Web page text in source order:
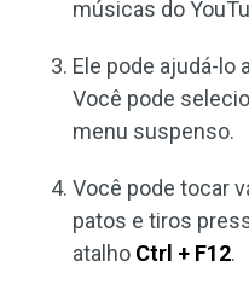
músicas do
Ele pode ajudá-lo
Você pode
menu suspenso.
Você pode tocar
patos e tiros
atalho Ctrl + F12.